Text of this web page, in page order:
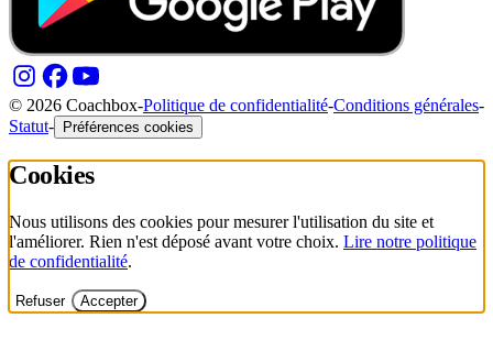
© 2026 Coachbox-Politique de confidentialité-Conditions générales-
Statut- Préférences cookies
Cookies
Nous utilisons des cookies pour mesurer l'utilisation du site et
l'améliorer. Rien n'est déposé avant votre choix. Lire notre politique
de confidentialité.
Refuser Accepter